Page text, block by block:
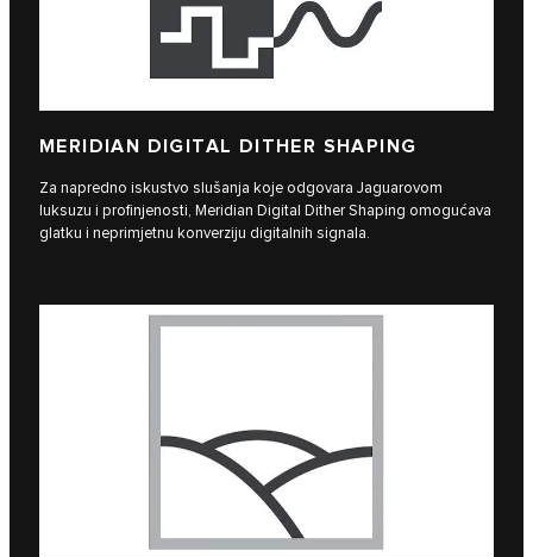
MERIDIAN DIGITAL DITHER SHAPING
Za napredno iskustvo slušanja koje odgovara Jaguarovom
luksuzu i profinjenosti, Meridian Digital Dither Shaping omogućava
glatku i neprimjetnu konverziju digitalnih signala.